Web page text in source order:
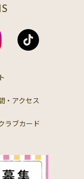
・アクセス
ラブカード